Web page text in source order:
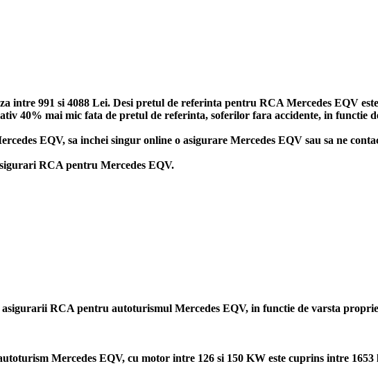
intre 991 si 4088 Lei. Desi pretul de referinta pentru RCA Mercedes EQV
40% mai mic fata de pretul de referinta, soferilor fara accidente, in functie
EQV, sa inchei singur online o asigurare Mercedes EQV sau sa ne
RCA pentru Mercedes EQV.
RCA pentru autoturismul Mercedes EQV, in functie de varsta
Mercedes EQV, cu motor intre 126 si 150 KW este cuprins intre 1653